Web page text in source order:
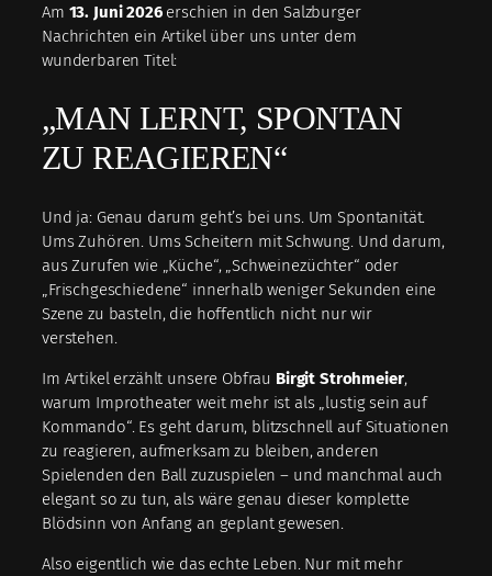
Am 13. Juni 2026erschien in den Salzburger
Nachrichten ein Artikel über uns unter dem
wunderbaren Titel:
„MAN LERNT, SPONTAN
ZU REAGIEREN“
Und ja: Genau darum geht’s bei uns. Um Spontanität.
Ums Zuhören. Ums Scheitern mit Schwung. Und darum,
aus Zurufen wie „Küche“, „Schweinezüchter“ oder
„Frischgeschiedene“ innerhalb weniger Sekunden eine
Szene zu basteln, die hoffentlich nicht nur wir
verstehen.
Im Artikel erzählt unsere Obfrau Birgit Strohmeier,
warum Improtheater weit mehr ist als „lustig sein auf
Kommando“. Es geht darum, blitzschnell auf Situationen
zu reagieren, aufmerksam zu bleiben, anderen
Spielenden den Ball zuzuspielen – und manchmal auch
elegant so zu tun, als wäre genau dieser komplette
Blödsinn von Anfang an geplant gewesen.
Also eigentlich wie das echte Leben. Nur mit mehr